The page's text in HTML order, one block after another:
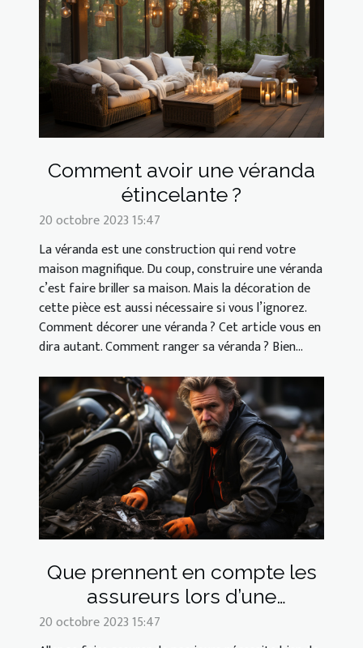
Comment avoir une véranda
étincelante ?
20 octobre 2023 15:47
La véranda est une construction qui rend votre
maison magnifique. Du coup, construire une véranda
c’est faire briller sa maison. Mais la décoration de
cette pièce est aussi nécessaire si vous l’ignorez.
Comment décorer une véranda ? Cet article vous en
dira autant. Comment ranger sa véranda ? Bien...
Que prennent en compte les
assureurs lors d’une
assurance deux-roues ?
20 octobre 2023 15:47